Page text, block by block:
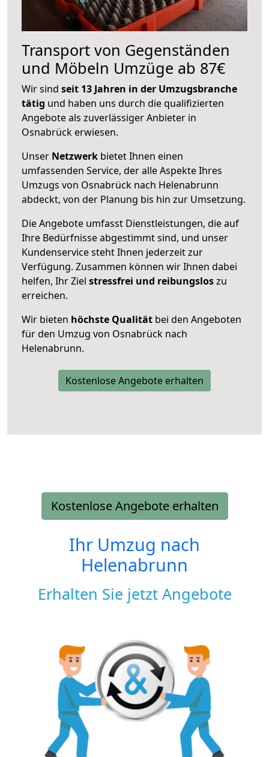
Transport von Gegenständen
und Möbeln Umzüge ab 87€
Wir sind seit 13 Jahren in der Umzugsbranche
tätig und haben uns durch die qualifizierten
Angebote als zuverlässiger Anbieter in
Osnabrück erwiesen.
Unser Netzwerk bietet Ihnen einen
umfassenden Service, der alle Aspekte Ihres
Umzugs von Osnabrück nach Helenabrunn
abdeckt, von der Planung bis hin zur Umsetzung.
Die Angebote umfasst Dienstleistungen, die auf
Ihre Bedürfnisse abgestimmt sind, und unser
Kundenservice steht Ihnen jederzeit zur
Verfügung. Zusammen können wir Ihnen dabei
helfen, Ihr Ziel stressfrei und reibungsloszu
erreichen.
Wir bieten höchste Qualität bei den Angeboten
für den Umzug von Osnabrück nach
Helenabrunn.
Kostenlose Angebote erhalten
Kostenlose Angebote erhalten
Ihr Umzug nach
Helenabrunn
Erhalten Sie jetzt Angebote